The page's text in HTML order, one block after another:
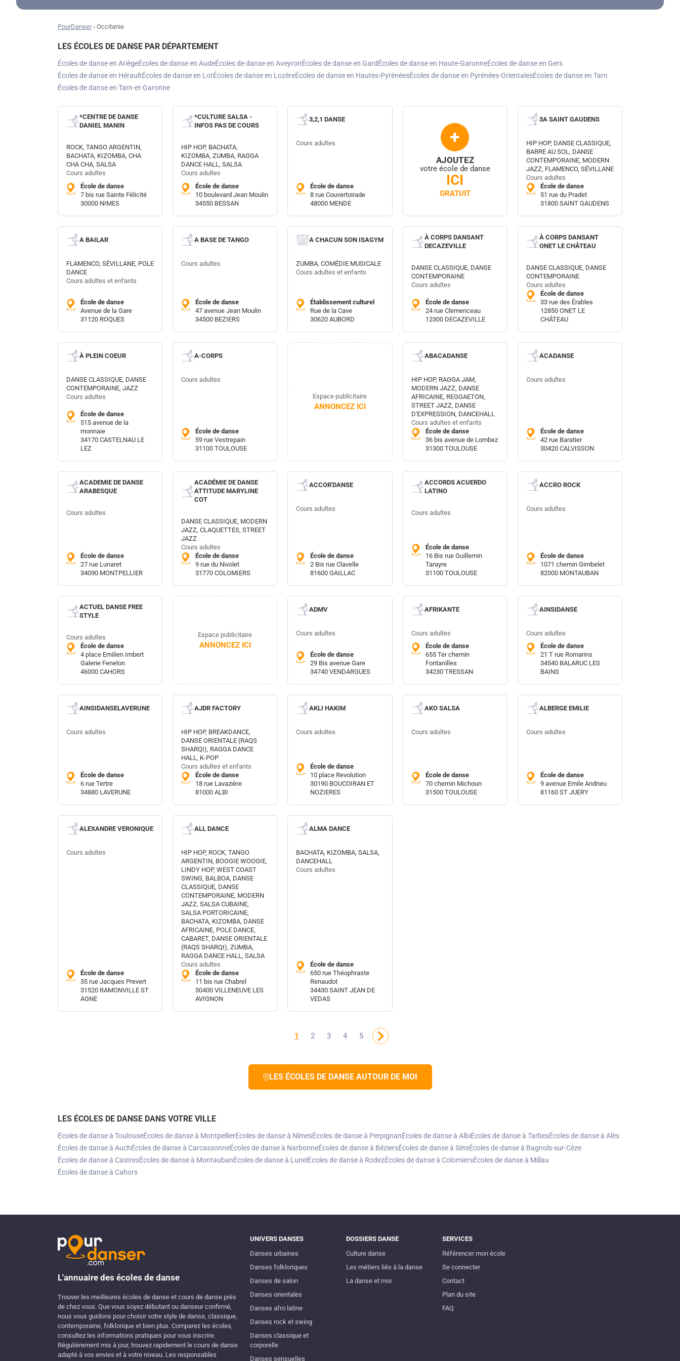
PourDanser› Occitanie
LES ÉCOLES DE DANSE PAR DÉPARTEMENT
Écoles de danse en AriègeÉcoles de danse en AudeÉcoles de danse en AveyronÉcoles de danse en GardÉcoles de danse en Haute-GaronneÉcoles de danse en Gers
Écoles de danse en HéraultÉcoles de danse en LotÉcoles de danse en LozèreÉcoles de danse en Hautes-PyrénéesÉcoles de danse en Pyrénées-OrientalesÉcoles de danse en Tarn
Écoles de danse en Tarn-et-Garonne
*CENTRE DE DANSE
DANIEL MANIN
ROCK, TANGO ARGENTIN,
BACHATA, KIZOMBA, CHA
CHA CHA, SALSA
Cours adultes
École de danse
7 bis rue Sainte Félicité
30000 NIMES
*CULTURE SALSA -
INFOS PAS DE COURS
HIP HOP, BACHATA,
KIZOMBA, ZUMBA, RAGGA
DANCE HALL, SALSA
Cours adultes
École de danse
10 boulevard Jean Moulin
34550 BESSAN
3,2,1 DANSE
Cours adultes
École de danse
8 rue Couvertoirade
48000 MENDE
+
AJOUTEZ
votre école de danse
ICI
GRATUIT
3A SAINT GAUDENS
HIP HOP, DANSE CLASSIQUE,
BARRE AU SOL, DANSE
CONTEMPORAINE, MODERN
JAZZ, FLAMENCO, SÉVILLANE
Cours adultes
École de danse
51 rue du Pradet
31800 SAINT GAUDENS
A BAILAR
FLAMENCO, SÉVILLANE, POLE
DANCE
Cours adultes et enfants
École de danse
Avenue de la Gare
31120 ROQUES
A BASE DE TANGO
Cours adultes
École de danse
47 avenue Jean Moulin
34500 BEZIERS
A CHACUN SON ISAGYM
ZUMBA, COMÉDIE MUSICALE
Cours adultes et enfants
Établissement culturel
Rue de la Cave
30620 AUBORD
À CORPS DANSANT
DECAZEVILLE
DANSE CLASSIQUE, DANSE
CONTEMPORAINE
Cours adultes
École de danse
24 rue Clemenceau
12300 DECAZEVILLE
À CORPS DANSANT
ONET LE CHÂTEAU
DANSE CLASSIQUE, DANSE
CONTEMPORAINE
Cours adultes
École de danse
33 rue des Érables
12850 ONET LE
CHÂTEAU
À PLEIN COEUR
DANSE CLASSIQUE, DANSE
CONTEMPORAINE, JAZZ
Cours adultes
École de danse
515 avenue de la
monnaie
34170 CASTELNAU LE
LEZ
A-CORPS
Cours adultes
École de danse
59 rue Vestrepain
31100 TOULOUSE
Espace publicitaire
ANNONCEZ ICI
ABACADANSE
HIP HOP, RAGGA JAM,
MODERN JAZZ, DANSE
AFRICAINE, REGGAETON,
STREET JAZZ, DANSE
D'EXPRESSION, DANCEHALL
Cours adultes et enfants
École de danse
36 bis avenue de Lombez
31300 TOULOUSE
ACADANSE
Cours adultes
École de danse
42 rue Baratier
30420 CALVISSON
ACADEMIE DE DANSE
ARABESQUE
Cours adultes
École de danse
27 rue Lunaret
34090 MONTPELLIER
ACADÉMIE DE DANSE
ATTITUDE MARYLINE
COT
DANSE CLASSIQUE, MODERN
JAZZ, CLAQUETTES, STREET
JAZZ
Cours adultes
École de danse
9 rue du Nivolet
31770 COLOMIERS
ACCOR'DANSE
Cours adultes
École de danse
2 Bis rue Clavelle
81600 GAILLAC
ACCORDS ACUERDO
LATINO
Cours adultes
École de danse
16 Bis rue Guillemin
Tarayre
31100 TOULOUSE
ACCRO ROCK
Cours adultes
École de danse
1071 chemin Gimbelet
82000 MONTAUBAN
ACTUEL DANSE FREE
STYLE
Cours adultes
École de danse
4 place Emilien Imbert
Galerie Fenelon
46000 CAHORS
Espace publicitaire
ANNONCEZ ICI
ADMV
Cours adultes
École de danse
29 Bis avenue Gare
34740 VENDARGUES
AFRIKANTE
Cours adultes
École de danse
655 Ter chemin
Fontanilles
34230 TRESSAN
AINSIDANSE
Cours adultes
École de danse
21 T rue Romarins
34540 BALARUC LES
BAINS
AINSIDANSELAVERUNE
Cours adultes
École de danse
6 rue Tertre
34880 LAVERUNE
AJDR FACTORY
HIP HOP, BREAKDANCE,
DANSE ORIENTALE (RAQS
SHARQI), RAGGA DANCE
HALL, K-POP
Cours adultes et enfants
École de danse
18 rue Lavazière
81000 ALBI
AKLI HAKIM
Cours adultes
École de danse
10 place Revolution
30190 BOUCOIRAN ET
NOZIERES
AKO SALSA
Cours adultes
École de danse
70 chemin Michoun
31500 TOULOUSE
ALBERGE EMILIE
Cours adultes
École de danse
9 avenue Emile Andrieu
81160 ST JUERY
ALEXANDRE VERONIQUE
Cours adultes
École de danse
35 rue Jacques Prevert
31520 RAMONVILLE ST
AGNE
ALL DANCE
HIP HOP, ROCK, TANGO
ARGENTIN, BOOGIE WOOGIE,
LINDY HOP, WEST COAST
SWING, BALBOA, DANSE
CLASSIQUE, DANSE
CONTEMPORAINE, MODERN
JAZZ, SALSA CUBAINE,
SALSA PORTORICAINE,
BACHATA, KIZOMBA, DANSE
AFRICAINE, POLE DANCE,
CABARET, DANSE ORIENTALE
(RAQS SHARQI), ZUMBA,
RAGGA DANCE HALL, SALSA
Cours adultes
École de danse
11 bis rue Chabrel
30400 VILLENEUVE LES
AVIGNON
ALMA DANCE
BACHATA, KIZOMBA, SALSA,
DANCEHALL
Cours adultes
École de danse
650 rue Théophraste
Renaudot
34430 SAINT JEAN DE
VEDAS
1 2 3 4 5
LES ÉCOLES DE DANSE AUTOUR DE MOI
LES ÉCOLES DE DANSE DANS VOTRE VILLE
Écoles de danse à ToulouseÉcoles de danse à MontpellierÉcoles de danse à NîmesÉcoles de danse à PerpignanÉcoles de danse à AlbiÉcoles de danse à TarbesÉcoles de danse à Alès
Écoles de danse à AuchÉcoles de danse à CarcassonneÉcoles de danse à NarbonneÉcoles de danse à BéziersÉcoles de danse à SèteÉcoles de danse à Bagnols-sur-Cèze
Écoles de danse à CastresÉcoles de danse à MontaubanÉcoles de danse à Lunel Écoles de danse à RodezÉcoles de danse à ColomiersÉcoles de danse à Millau
Écoles de danse à Cahors
L'annuaire des écoles de danse
Trouver les meilleures écoles de danse et cours de danse près
de chez vous. Que vous soyez débutant ou danseur confirmé,
nous vous guidons pour choisir votre style de danse, classique,
contemporaine, folklorique et bien plus. Comparez les écoles,
consultez les informations pratiques pour vous inscrire.
Régulièrement mis à jour, trouvez rapidement le cours de danse
adapté à vos envies et à votre niveau. Les responsables
UNIVERS DANSES
Danses urbaines
Danses folkloriques
Danses de salon
Danses orientales
Danses afro latine
Danses rock et swing
Danses classique et
corporelle
Danses sensuelles
DOSSIERS DANSE
Culture danse
Les métiers liés à la danse
La danse et moi
SERVICES
Référencer mon école
Se connecter
Contact
Plan du site
FAQ